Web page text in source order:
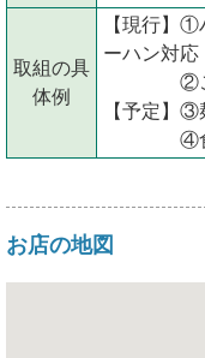
取組の具
体例
【現行】①
ーハン対
②ご飯
【予定】
④食べ
お店の地図